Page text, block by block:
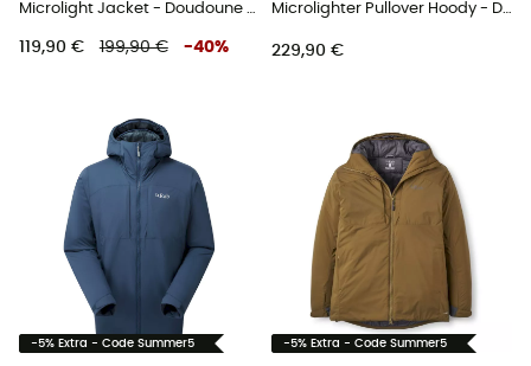
Microlight Jacket - Doudoune femme
119,90 € 199,90 € -40%
Microlighter Pullover Hoody - Doudoune femme
229,90 €
-5% Extra - Code Summer5 -5% Extra - Code Summer5